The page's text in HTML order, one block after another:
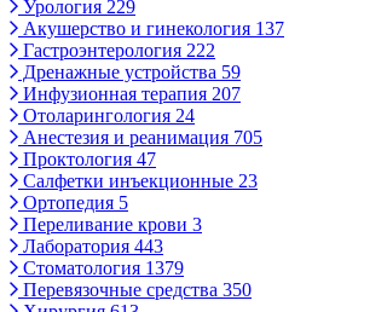
Урология 229
Акушерство и гинекология 137
Гастроэнтерология 222
Дренажные устройства 59
Инфузионная терапия 207
Отоларингология 24
Анестезия и реанимация 705
Проктология 47
Салфетки инъекционные 23
Ортопедия 5
Переливание крови 3
Лаборатория 443
Стоматология 1379
Перевязочные средства 350